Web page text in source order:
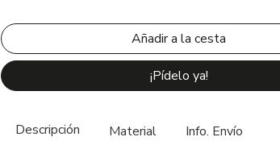
¡Pídelo ya!
Descripción Material Info. Envío